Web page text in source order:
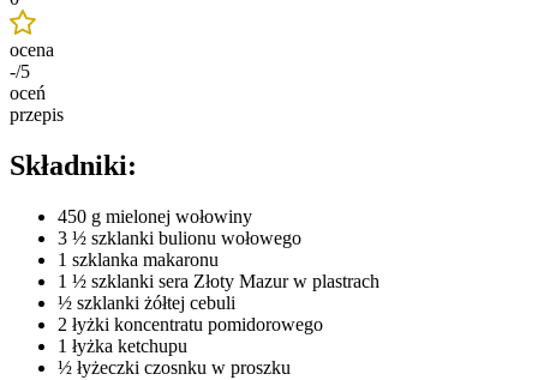
ocena
-/5
oceń
przepis
Składniki:
450 g mielonej wołowiny
3 ½ szklanki bulionu wołowego
1 szklanka makaronu
1 ½ szklanki sera Złoty Mazur w plastrach
½ szklanki żółtej cebuli
2 łyżki koncentratu pomidorowego
1 łyżka ketchupu
½ łyżeczki czosnku w proszku